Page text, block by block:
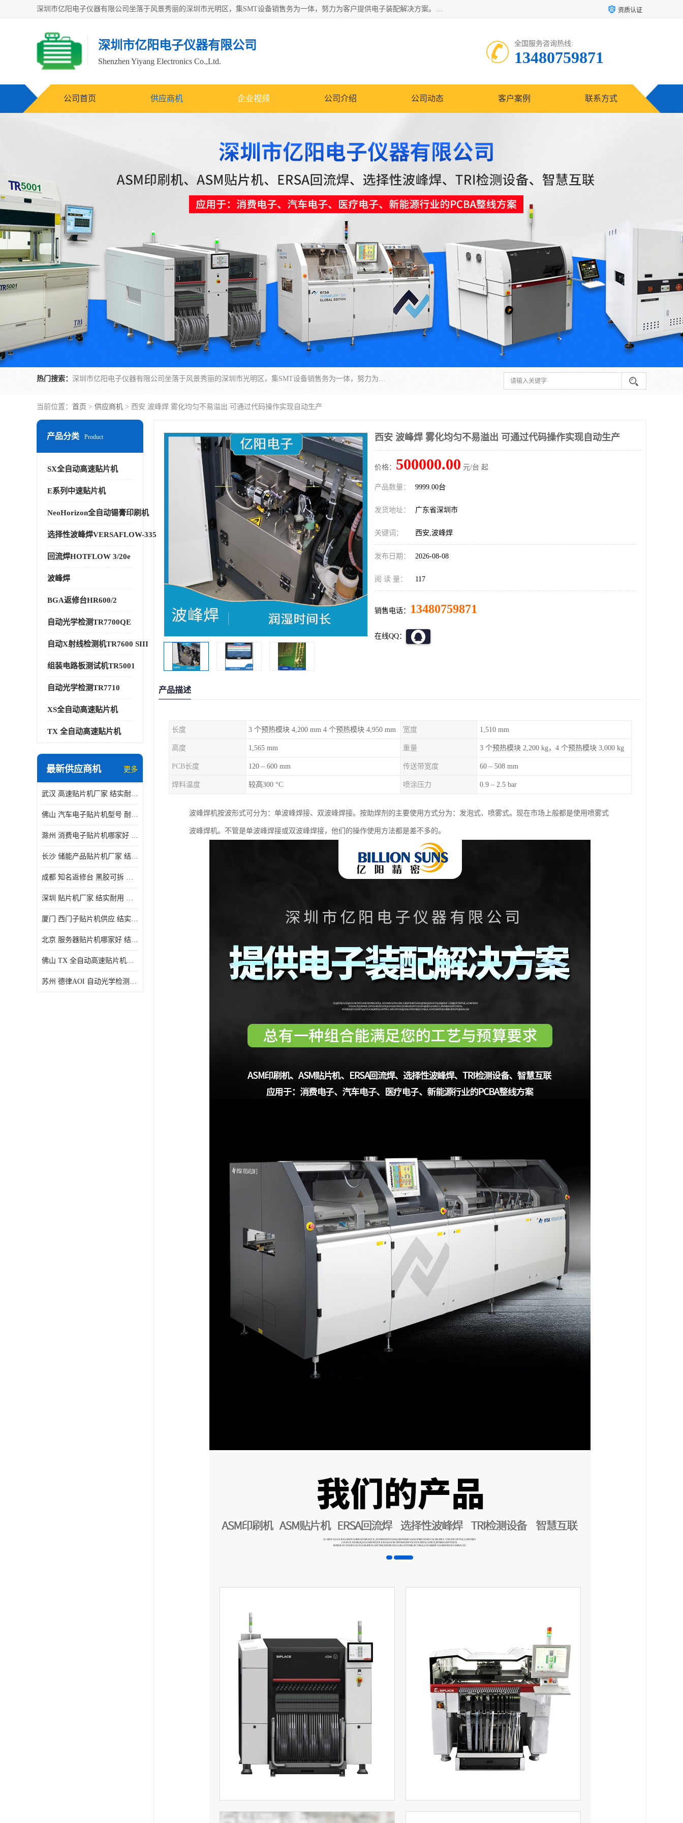
深圳市亿阳电子仪器有限公司坐落于风景秀丽的深圳市光明区，集SMT设备销售务为一体，努力为客户提供电子装配解决方案。与行业**SMT设备厂商：ASM（印刷机，锡膏检查机，贴片机），德国ERSA（爱莎）建立了稳固的代理合作关系，销售的设备一直保持**电子装配行业未来发展方向，能够满足客户各种繁杂产品的生产应用。 资质认证
深圳市亿阳电子仪器有限公司
Shenzhen Yiyang Electronics Co.,Ltd.
全国服务咨询热线:
13480759871
公司首页 供应商机 企业视频 公司介绍 公司动态 客户案例 联系方式
热门搜索： 深圳市亿阳电子仪器有限公司坐落于风景秀丽的深圳市光明区，集SMT设备销售务为一体，努力为客户提供电子装配解决方案。与行业**SMT设备厂商：ASM（印刷机，锡膏检查机，贴片机），德国ERSA（爱莎）建立了稳固的代理合作关系，销售的设备一直保持**电子装配行业未来发展方向，能够满足客户各种繁杂产品的生产应用。
当前位置： 首页 > 供应商机 > 西安 波峰焊 雾化均匀不易溢出 可通过代码操作实现自动生产
产品分类 Product
SX全自动高速贴片机
E系列中速贴片机
NeoHorizon全自动锡膏印刷机
选择性波峰焊VERSAFLOW-335
回流焊HOTFLOW 3/20e
波峰焊
BGA返修台HR600/2
自动光学检测TR7700QE
自动X射线检测机TR7600 SIII
组装电路板测试机TR5001
自动光学检测TR7710
XS全自动高速贴片机
TX 全自动高速贴片机
最新供应商机 更多
武汉 高速贴片机厂家 结实耐用 贴片效率高
佛山 汽车电子贴片机型号 耐振动 宽容性高
滁州 消费电子贴片机哪家好 结实耐用 全自动化
长沙 储能产品贴片机厂家 结实耐用 适用范围广
成都 知名返修台 黑胶可拆 对位 校正 贴放准确
深圳 贴片机厂家 结实耐用 全自动化
厦门 西门子贴片机供应 结实耐用 提高生产率
北京 服务器贴片机哪家好 结实耐用 宽容性高
佛山 TX 全自动高速贴片机型号 结实耐用 全自动化
苏州 德律AOI 自动光学检测 帮助节省时间和劳动力成本
西安 波峰焊 雾化均匀不易溢出 可通过代码操作实现自动生产
价格： 500000.00 元/台 起
产品数量： 9999.00台
发货地址： 广东省深圳市
关键词： 西安,波峰焊
发布日期： 2026-08-08
阅 读 量： 117
销售电话： 13480759871
在线QQ：
产品描述
长度 3 个预热模块 4,200 mm 4 个预热模块 4,950 mm 宽度 1,510 mm
高度 1,565 mm 重量 3 个预热模块 2,200 kg，4 个预热模块 3,000 kg
PCB长度 120 – 600 mm 传送带宽度 60 – 508 mm
焊料温度 较高300 °C 喷涂压力 0.9 – 2.5 bar
波峰焊机按波形式可分为：单波峰焊接、双波峰焊接。按助焊剂的主要使用方式分为：发泡式、喷雾式。现在市场上般都是使用喷雾式
波峰焊机。不管是单波峰焊接或双波峰焊接，他们的操作使用方法都是差不多的。